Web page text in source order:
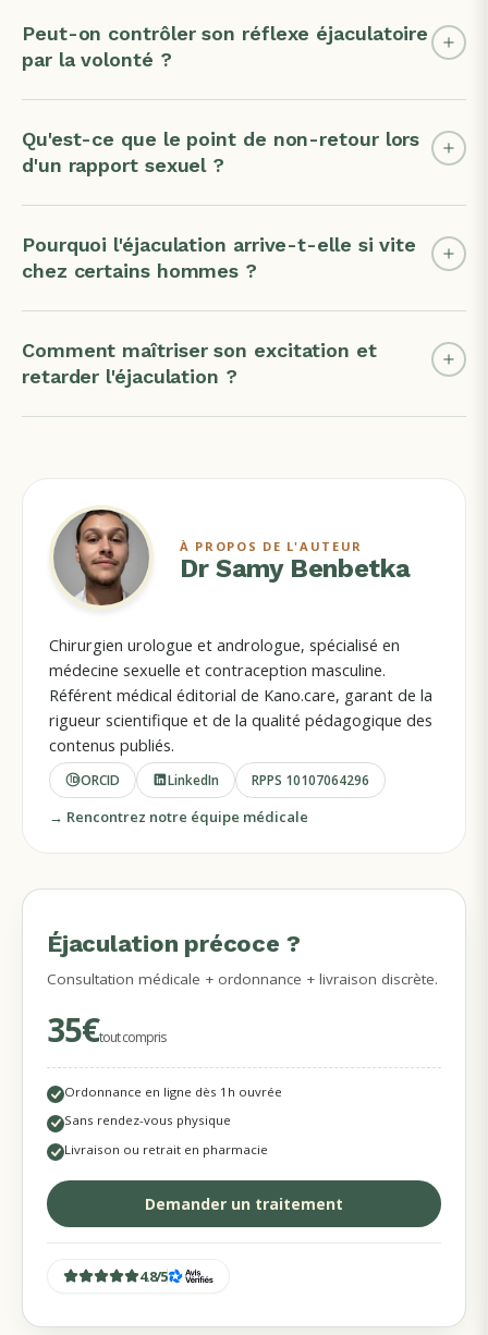
Peut-on contrôler son réflexe éjaculatoire
par la volonté ?
Qu'est-ce que le point de non-retour lors
d'un rapport sexuel ?
Pourquoi l'éjaculation arrive-t-elle si vite
chez certains hommes ?
Comment maîtriser son excitation et
retarder l'éjaculation ?
À PROPOS DE L'AUTEUR
Dr Samy Benbetka
Chirurgien urologue et andrologue, spécialisé en
médecine sexuelle et contraception masculine.
Référent médical éditorial de Kano.care, garant de la
rigueur scientifique et de la qualité pédagogique des
contenus publiés.
ORCID LinkedIn RPPS 10107064296
→ Rencontrez notre équipe médicale
MÉDECINS EN LIGNE
Éjaculation précoce ?
Consultation médicale + ordonnance + livraison discrète.
35€tout compris
Ordonnance en ligne dès 1h ouvrée
Sans rendez-vous physique
Livraison ou retrait en pharmacie
Demander un traitement
4.8/5